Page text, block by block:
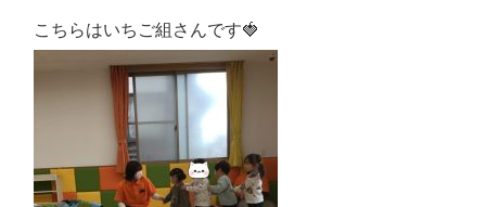
こちらはいちご組さんです🍓